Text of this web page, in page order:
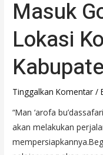
Masuk
Lokasi
Tinggalkan Komentar /
“Man ‘arofa
akan melakukan